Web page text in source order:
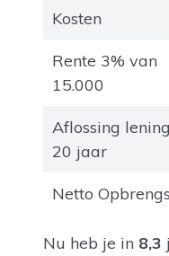
Kosten
Rente 3% van
15.000
Aflossing lening
20 jaar
Netto
Nu heb je in 8,3